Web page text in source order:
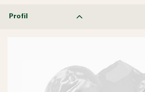
Profil